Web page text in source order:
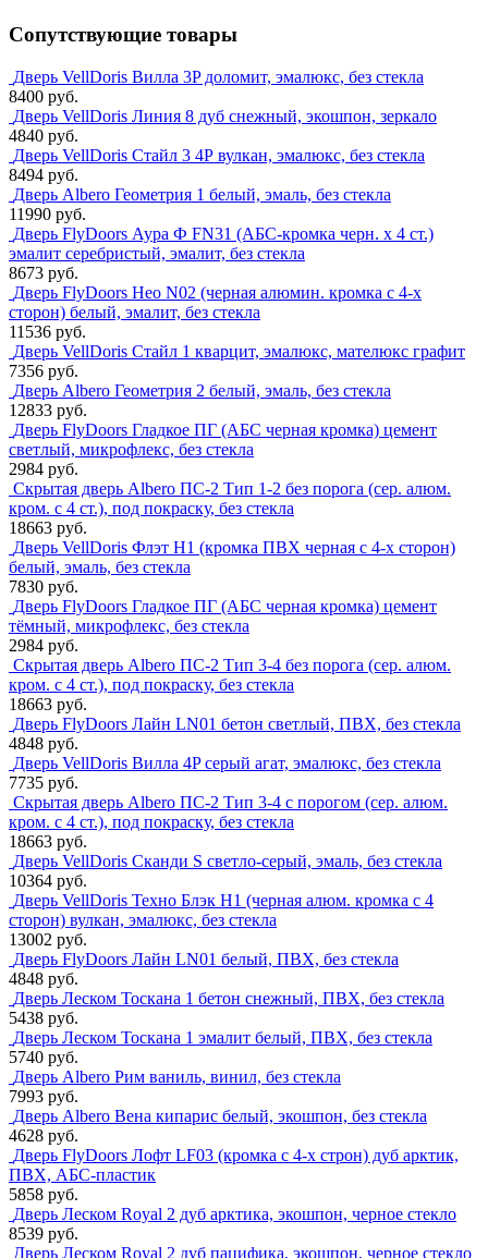
Сопутствующие товары
Дверь VellDoris Вилла 3P доломит, эмалюкс, без стекла
8400 руб.
Дверь VellDoris Линия 8 дуб снежный, экошпон, зеркало
4840 руб.
Дверь VellDoris Стайл 3 4Р вулкан, эмалюкс, без стекла
8494 руб.
Дверь Albero Геометрия 1 белый, эмаль, без стекла
11990 руб.
Дверь FlyDoors Аура Ф FN31 (АБС-кромка черн. х 4 ст.)
эмалит серебристый, эмалит, без стекла
8673 руб.
Дверь FlyDoors Нео N02 (черная алюмин. кромка с 4-х
сторон) белый, эмалит, без стекла
11536 руб.
Дверь VellDoris Стайл 1 кварцит, эмалюкс, мателюкс графит
7356 руб.
Дверь Albero Геометрия 2 белый, эмаль, без стекла
12833 руб.
Дверь FlyDoors Гладкое ПГ (АБС черная кромка) цемент
светлый, микрофлекс, без стекла
2984 руб.
Скрытая дверь Albero ПС-2 Тип 1-2 без порога (сер. алюм.
кром. с 4 ст.), под покраску, без стекла
18663 руб.
Дверь VellDoris Флэт H1 (кромка ПВХ черная с 4-х сторон)
белый, эмаль, без стекла
7830 руб.
Дверь FlyDoors Гладкое ПГ (АБС черная кромка) цемент
тёмный, микрофлекс, без стекла
2984 руб.
Скрытая дверь Albero ПС-2 Тип 3-4 без порога (сер. алюм.
кром. с 4 ст.), под покраску, без стекла
18663 руб.
Дверь FlyDoors Лайн LN01 бетон светлый, ПВХ, без стекла
4848 руб.
Дверь VellDoris Вилла 4P серый агат, эмалюкс, без стекла
7735 руб.
Скрытая дверь Albero ПС-2 Тип 3-4 с порогом (сер. алюм.
кром. с 4 ст.), под покраску, без стекла
18663 руб.
Дверь VellDoris Сканди S светло-серый, эмаль, без стекла
10364 руб.
Дверь VellDoris Техно Блэк H1 (черная алюм. кромка с 4
сторон) вулкан, эмалюкс, без стекла
13002 руб.
Дверь FlyDoors Лайн LN01 белый, ПВХ, без стекла
4848 руб.
Дверь Леском Тоскана 1 бетон снежный, ПВХ, без стекла
5438 руб.
Дверь Леском Тоскана 1 эмалит белый, ПВХ, без стекла
5740 руб.
Дверь Albero Рим ваниль, винил, без стекла
7993 руб.
Дверь Albero Вена кипарис белый, экошпон, без стекла
4628 руб.
Дверь FlyDoors Лофт LF03 (кромка с 4-х строн) дуб арктик,
ПВХ, АБС-пластик
5858 руб.
Дверь Леском Royal 2 дуб арктика, экошпон, черное стекло
8539 руб.
Дверь Леском Royal 2 дуб пацифика, экошпон, черное стекло